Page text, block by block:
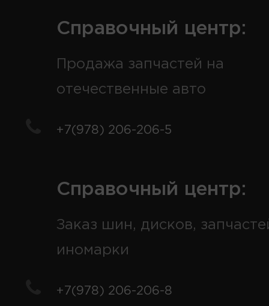
Справочный центр:
Продажа запчастей на
отечественные авто
+7(978) 206-206-5
Справочный центр:
Заказ шин, дисков,
иномарки
+7(978) 206-206-8